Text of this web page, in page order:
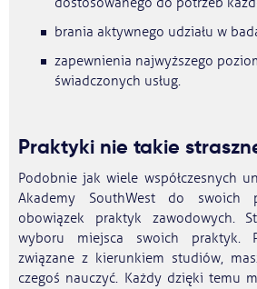
brania aktywnego udziału w
zapewnienia najwyższego
świadczonych usług.
Praktyki nie takie
Podobnie jak wiele współczesnych
Akademy SouthWest do swoich
obowiązek praktyk zawodowych.
wyboru miejsca swoich praktyk.
związane z kierunkiem studiów,
czegoś nauczyć. Każdy dzięki temu